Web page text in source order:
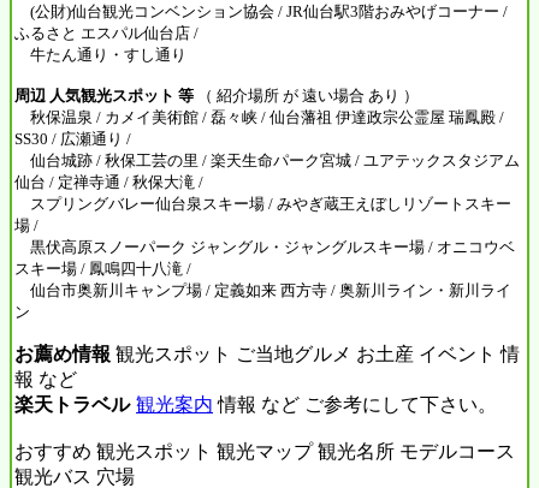
(公財)仙台観光コンベンション協会 / JR仙台駅3階おみやげコーナー /
ふるさと エスパル仙台店 /
牛たん通り・すし通り
周辺 人気観光スポット 等 （ 紹介場所 が 遠い場合 あり ）
秋保温泉 / カメイ美術館 / 磊々峡 / 仙台藩祖 伊達政宗公霊屋 瑞鳳殿 /
SS30 / 広瀬通り /
仙台城跡 / 秋保工芸の里 / 楽天生命パーク宮城 / ユアテックスタジアム
仙台 / 定禅寺通 / 秋保大滝 /
スプリングバレー仙台泉スキー場 / みやぎ蔵王えぼしリゾートスキー
場 /
黒伏高原スノーパーク ジャングル・ジャングルスキー場 / オニコウベ
スキー場 / 鳳鳴四十八滝 /
仙台市奥新川キャンプ場 / 定義如来 西方寺 / 奥新川ライン・新川ライ
ン
お薦め情報 観光スポット ご当地グルメ お土産 イベント 情
報 など
楽天トラベル 観光案内 情報 など ご参考にして下さい。
おすすめ 観光スポット 観光マップ 観光名所 モデルコース
観光バス 穴場